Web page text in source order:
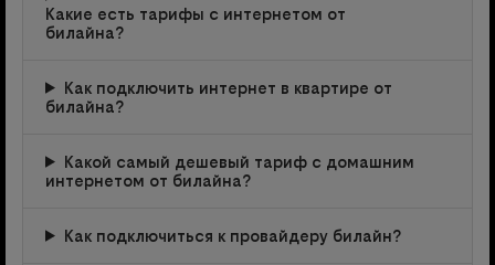
Какие есть тарифы с интернетом от
билайна?
Как подключить интернет в квартире от
билайна?
Какой самый дешевый тариф с домашним
интернетом от билайна?
Как подключиться к провайдеру билайн?